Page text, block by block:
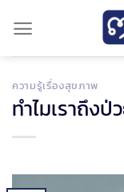
content
ความรู้เรื่องสุขภาพ
ทำไมเราถึงป่